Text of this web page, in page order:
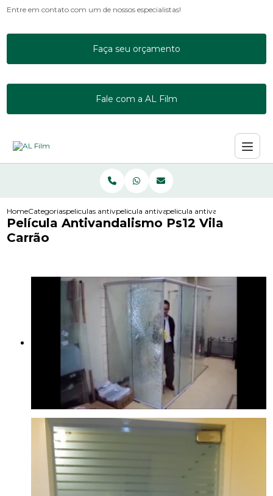
Entre em contato com um de nossos especialistas!
Faça seu orçamento
Fale com a AL Film
HomeCategoriaspeliculas antivandalismopelicula antivandalismo incolor ps8
pelicula antivandalismo ps12
Película Antivandalismo Ps12 Vila
Carrão